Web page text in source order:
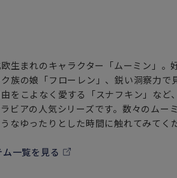
ーザーでの使用OKです。（直火にはご
生まれのキャラクター「ムーミン」。
族の娘「フローレン」、鋭い洞察力で
をこよなく愛する「スナフキン」など
ビアの人気シリーズです。数々のムー
なゆったりとした時間に触れてみてく
一覧を見る